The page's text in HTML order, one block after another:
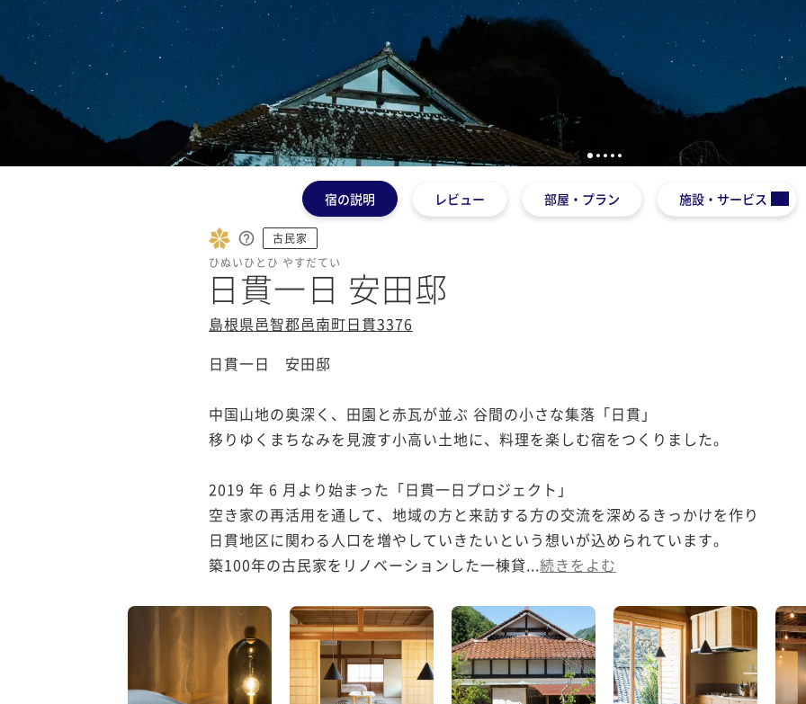
1 2 3 4 5
宿の説明 レビュー 部屋・プラン 施設・サービス
古民家
ひぬいひとひ やすだてい
日貫一日 安田邸
島根県邑智郡邑南町日貫3376
日貫一日　安田邸
中国山地の奥深く、田園と赤瓦が並ぶ 谷間の小さな集落「日貫」
移りゆくまちなみを見渡す小高い土地に、料理を楽しむ宿をつくりました。
2019 年 6 月より始まった「日貫一日プロジェクト」
空き家の再活用を通して、地域の方と来訪する方の交流を深めるきっかけを作り
日貫地区に関わる人口を増やしていきたいという想いが込められています。
築100年の古民家をリノベーションした一棟貸...続きをよむ